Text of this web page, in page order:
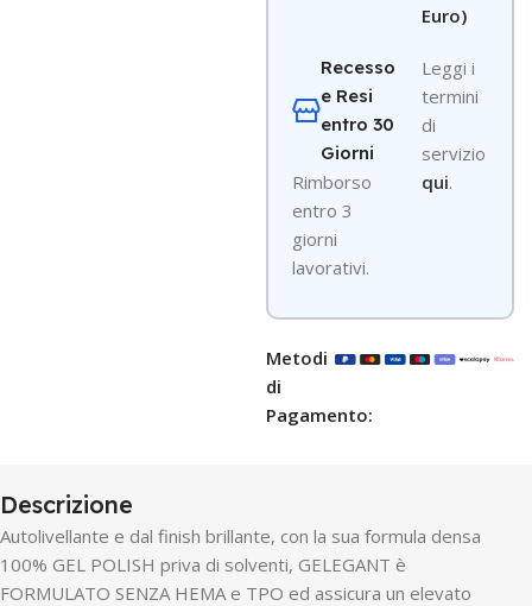
Euro)
Recesso
e Resi
entro 30
Giorni
Rimborso
entro 3
giorni
lavorativi.
Leggi i
termini
di
servizio
qui.
Metodi
di
Pagamento:
Descrizione
Autolivellante e dal finish brillante, con la sua formula densa
100% GEL POLISH priva di solventi, GELEGANT è
FORMULATO SENZA HEMA e TPO ed assicura un elevato